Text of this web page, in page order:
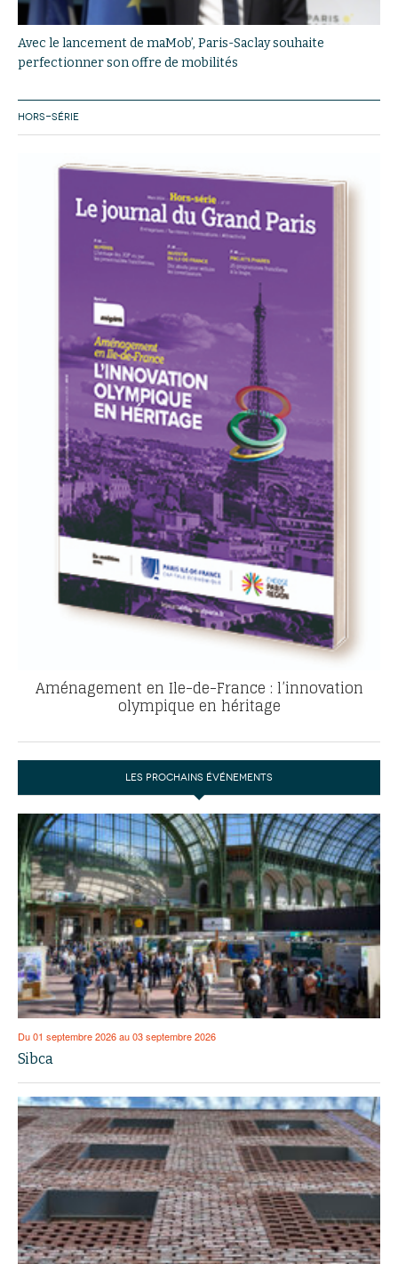
Avec le lancement de maMob’, Paris-Saclay souhaite
perfectionner son offre de mobilités
HORS-SÉRIE
Aménagement en Ile-de-France : l’innovation
olympique en héritage
LES PROCHAINS ÉVÉNEMENTS
Du 01 septembre 2026 au 03 septembre 2026
Sibca